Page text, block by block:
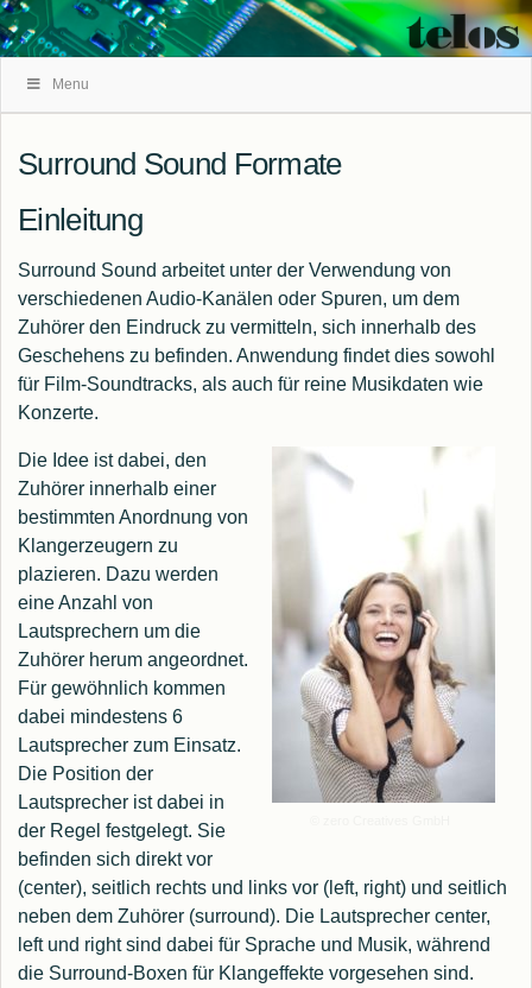
Navigation
Menu
Surround Sound Formate
Einleitung
Surround Sound arbeitet unter der Verwendung von
verschiedenen Audio-Kanälen oder Spuren, um dem
Zuhörer den Eindruck zu vermitteln, sich innerhalb des
Geschehens zu befinden. Anwendung findet dies sowohl
für Film-Soundtracks, als auch für reine Musikdaten wie
Konzerte.
Die Idee ist dabei, den
Zuhörer innerhalb einer
bestimmten Anordnung von
Klangerzeugern zu
plazieren. Dazu werden
eine Anzahl von
Lautsprechern um die
Zuhörer herum angeordnet.
Für gewöhnlich kommen
dabei mindestens 6
Lautsprecher zum Einsatz.
Die Position der
Lautsprecher ist dabei in
der Regel festgelegt. Sie
befinden sich direkt vor
(center), seitlich rechts und links vor (left, right) und seitlich
neben dem Zuhörer (surround). Die Lautsprecher center,
left und right sind dabei für Sprache und Musik, während
die Surround-Boxen für Klangeffekte vorgesehen sind.